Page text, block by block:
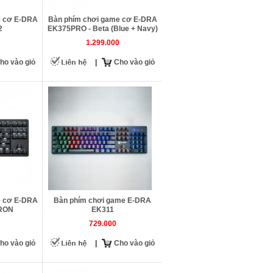
cơ E-DRA
vào giỏ
Bàn phím chơi game cơ E-DRA
EK375PRO - Beta (Blue + Navy)
1.299.000
Cho vào giỏ
cơ E-DRA
vào giỏ
Bàn phím chơi game E-DRA
EK311
729.000
Cho vào giỏ